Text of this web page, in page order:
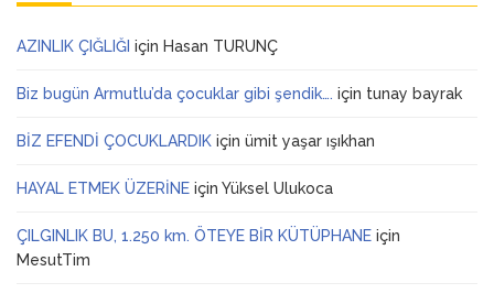
AZINLIK ÇIĞLIĞI için Hasan TURUNÇ
Biz bugün Armutlu’da çocuklar gibi şendik…. için tunay bayrak
BİZ EFENDİ ÇOCUKLARDIK için ümit yaşar ışıkhan
HAYAL ETMEK ÜZERİNE için Yüksel Ulukoca
ÇILGINLIK BU, 1.250 km. ÖTEYE BİR KÜTÜPHANE için
MesutTim